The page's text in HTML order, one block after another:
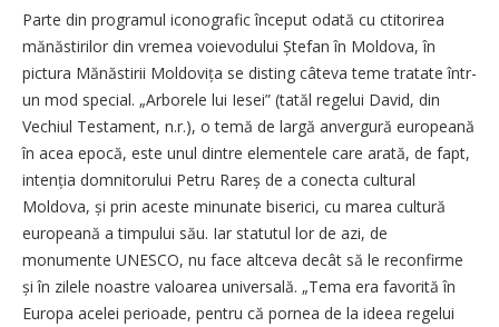
Parte din programul iconografic început odată cu ctitorirea
mănăstirilor din vremea voievodului Ștefan în Moldova, în
pictura Mănăstirii Moldo­vița se disting câteva teme tratate într-
un mod special. „Arborele lui Iesei” (tatăl regelui David, din
Vechiul Testament, n.r.), o temă de largă an­vergură europeană
în acea epocă, este unul dintre elementele care arată, de fapt,
intenția domnitorului Petru Rareș de a conecta cultural
Moldova, și prin aceste minunate biserici, cu marea cultură
europeană a timpului său. Iar statutul lor de azi, de
monumente UNESCO, nu face altceva decât să le reconfirme
și în zilele noastre valoarea universală. „Tema era favorită în
Europa acelei perioade, pentru că pornea de la ideea regelui